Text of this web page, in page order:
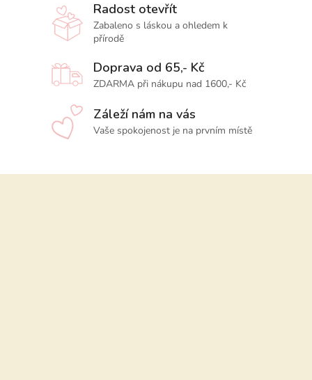
Radost otevřít
Zabaleno s láskou a ohledem k
přírodě
Doprava od 65,- Kč
ZDARMA při nákupu nad 1600,- Kč
Záleží nám na vás
Vaše spokojenost je na prvním místě